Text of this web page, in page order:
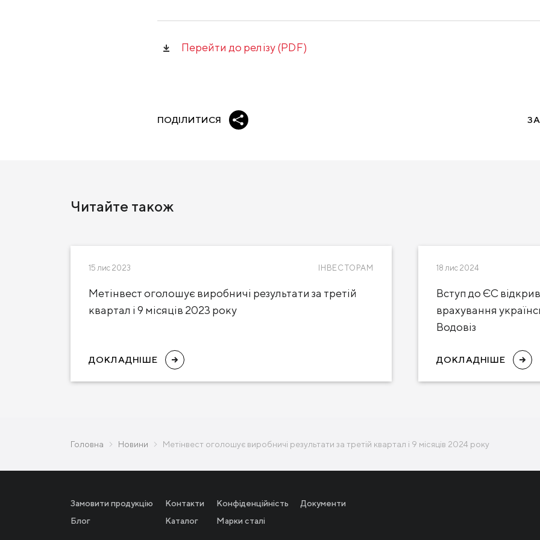
Перейти до релізу (PDF)
ПОДІЛИТИСЯ
Читайте також
ІНВЕСТОРАМ
15 лис 2023
Метінвест оголошує виробничі результати за третій
квартал і 9 місяців 2023 року
ДОКЛАДНІШЕ
18 лис 2024
Вступ до ЄС
врахування
Водовіз
ДОКЛАДНІШЕ
Головна Новини Метінвест оголошує виробничі результати за третій квартал і 9 місяців 2024 року
Замовити продукцію
Блог
Контакти
Каталог
Конфіденційність
Марки сталі
Документи